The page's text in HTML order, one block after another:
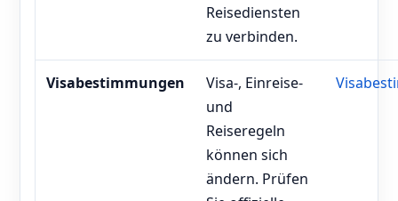
Reisediensten
zu verbinden.
Visabestimmungen
Visa-, Einreise-
und
Reiseregeln
können sich
ändern. Prüfen